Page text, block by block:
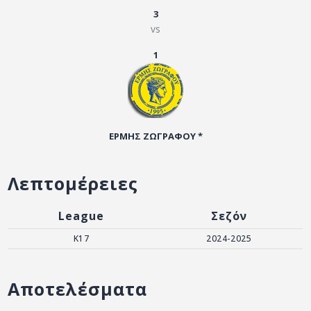
3
vs
1
ΕΡΜΗΣ ΖΩΓΡΑΦΟΥ *
Λεπτομέρειες
League Σεζόν
Κ17 2024-2025
Αποτελέσματα